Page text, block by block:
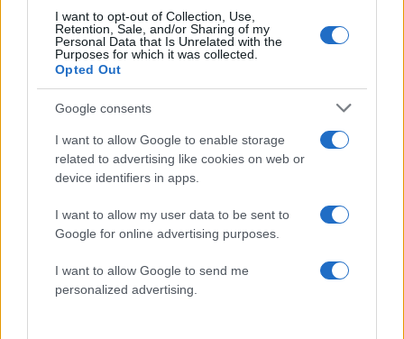
I want to opt-out of Collection, Use,
Retention, Sale, and/or Sharing of my
Personal Data that Is Unrelated with the
Purposes for which it was collected.
Opted Out
Google consents
I want to allow Google to enable storage
related to advertising like cookies on web or
device identifiers in apps.
I want to allow my user data to be sent to
Google for online advertising purposes.
I want to allow Google to send me
personalized advertising.
ενημερωθείτε πρώτοι για όλη την ειδησεογραφία και τα
τελευταία νέατης ημέρας
Πιο δημοφιλή
Βελτιωμένη η εικόνα της φωτιάς στον
Κουβαρά: Παραδόθηκαν στις φλόγες
κτηνοτροφικές μονάδες – Εκκενώθηκε ο
Άγιος Στυλιανός
Η Μαρία Καρυστιανού απαντά για τις
μαζικές αποχωρήσεις: Είχαμε αντιληφθεί
το παρακίνημα, ο Θανάσης Αυγερινός μας